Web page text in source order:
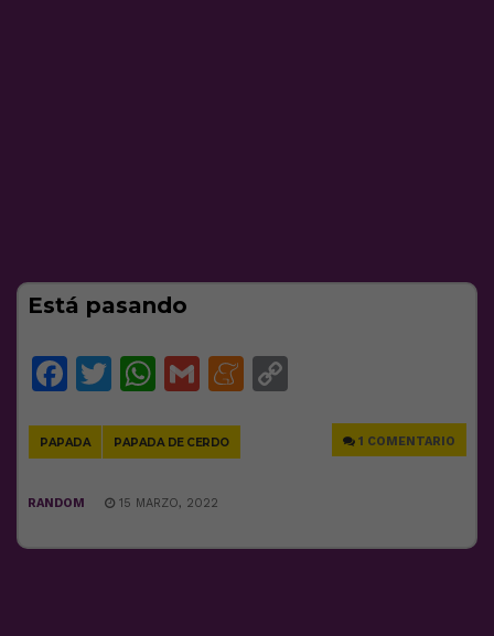
Está pasando
Facebook
Twitter
WhatsApp
GmailMeneame
PAPADA PAPADA DE CERDO 1 COMENTARIO
RANDOM 15 MARZO, 2022